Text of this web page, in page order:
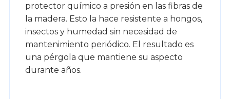
protector químico a presión en las fibras de
la madera. Esto la hace resistente a hongos,
insectos y humedad sin necesidad de
mantenimiento periódico. El resultado es
una pérgola que mantiene su aspecto
durante años.